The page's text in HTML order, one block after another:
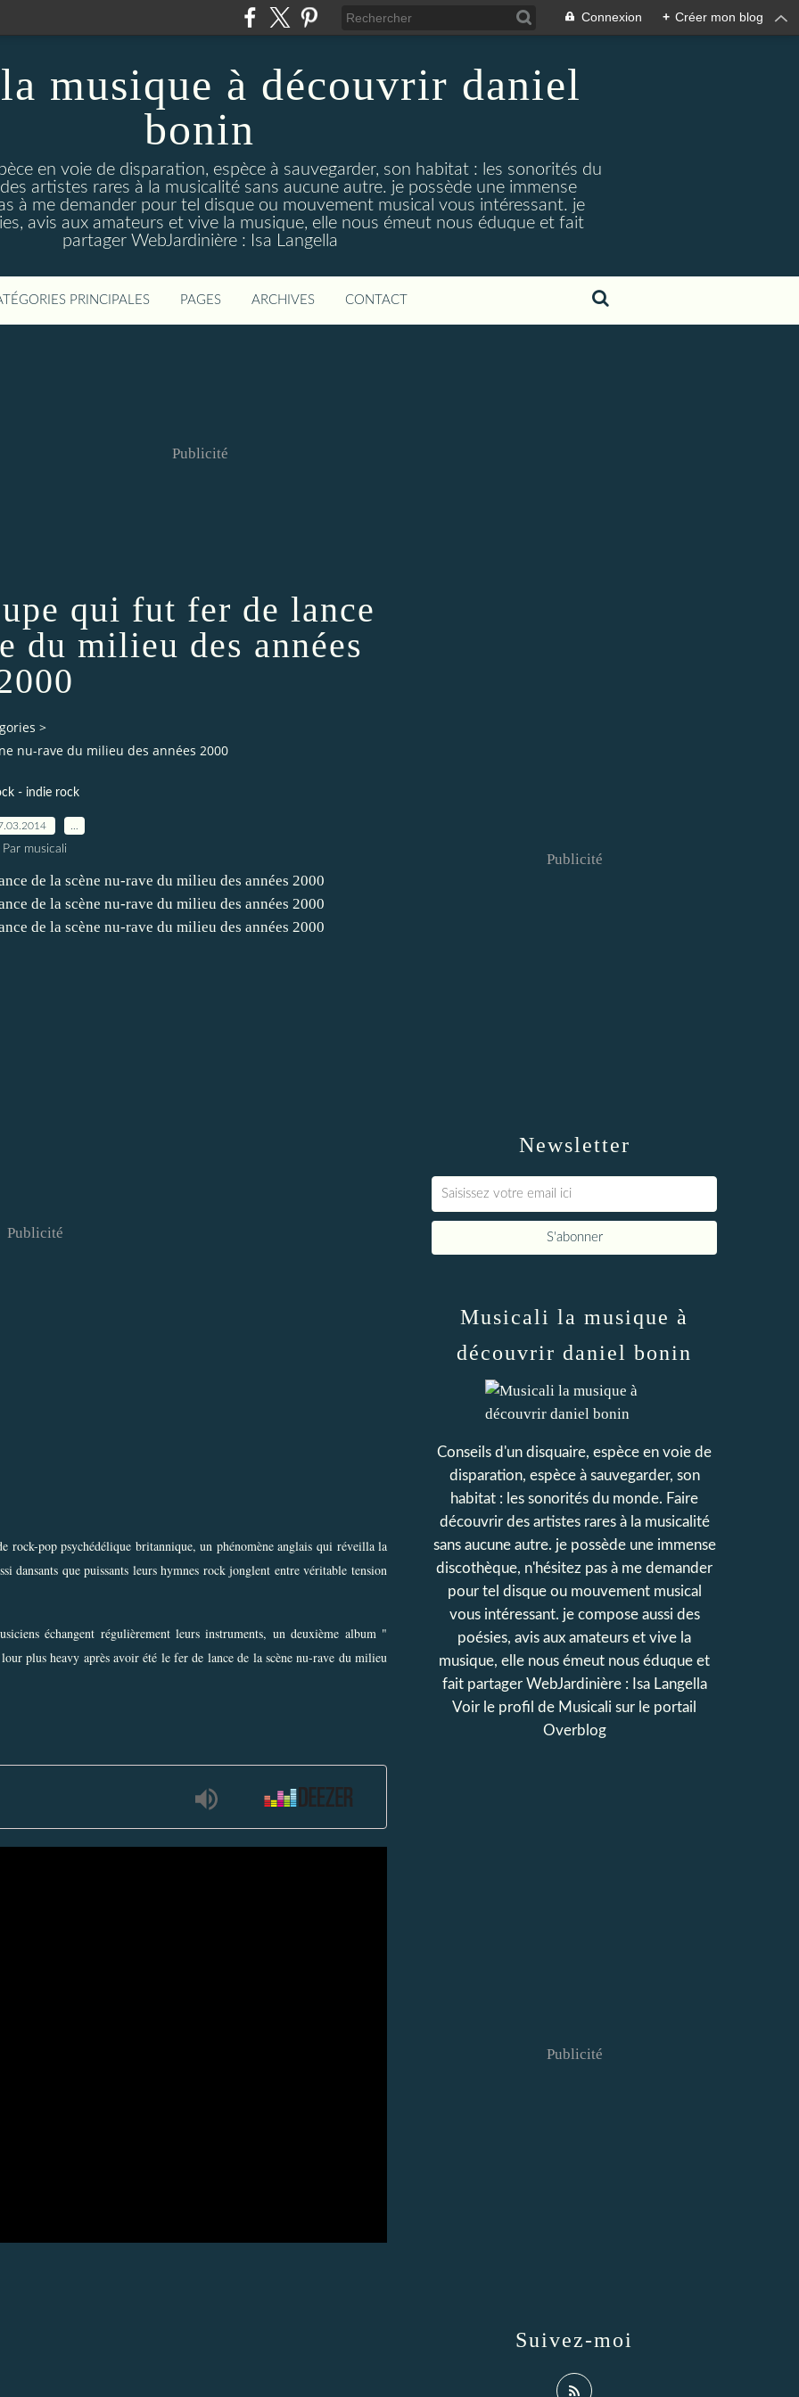
Connexion + Créer mon blog
musique à découvrir daniel
bonin
en voie de disparation, espèce à sauvegarder, son habitat : les sonorités du
artistes rares à la musicalité sans aucune autre. je possède une immense
à me demander pour tel disque ou mouvement musical vous intéressant. je
avis aux amateurs et vive la musique, elle nous émeut nous éduque et fait
partager WebJardinière : Isa Langella
PRINCIPALES PAGES ARCHIVES CONTACT
Publicité
qui fut fer de lance
du milieu des années
>
nu-rave du milieu des années 2000
- indie rock
Par musicali
Publicité
rock-pop psychédélique britannique, un phénomène anglais qui réveilla la
dansants que puissants leurs hymnes rock jonglent entre véritable tension
échangent régulièrement leurs instruments, un deuxième album "
plus heavy après avoir été le fer de lance de la scène nu-rave du milieu
Newsletter
Publicité
Musicali la musique à
découvrir daniel bonin
Conseils d'un disquaire, espèce en voie de
disparation, espèce à sauvegarder, son
habitat : les sonorités du monde. Faire
découvrir des artistes rares à la musicalité
sans aucune autre. je possède une immense
discothèque, n'hésitez pas à me demander
pour tel disque ou mouvement musical
vous intéressant. je compose aussi des
poésies, avis aux amateurs et vive la
musique, elle nous émeut nous éduque et
fait partager WebJardinière : Isa Langella
Voir le profil de Musicali sur le portail
Overblog
Suivez-moi
Publicité